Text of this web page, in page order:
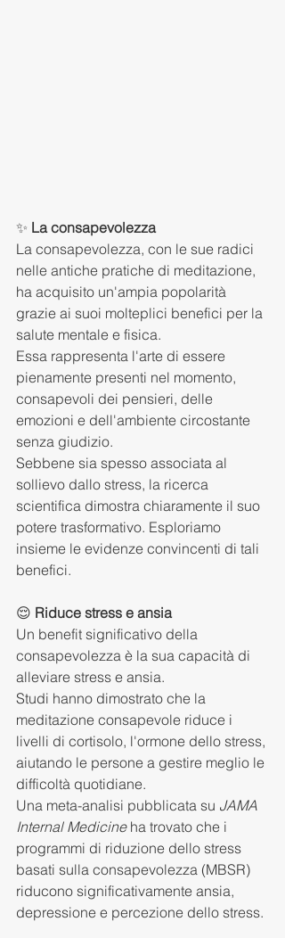
✨ La consapevolezza
La consapevolezza, con le sue radici
nelle antiche pratiche di meditazione,
ha acquisito un'ampia popolarità
grazie ai suoi molteplici benefici per la
salute mentale e fisica.
Essa rappresenta l'arte di essere
pienamente presenti nel momento,
consapevoli dei pensieri, delle
emozioni e dell'ambiente circostante
senza giudizio.
Sebbene sia spesso associata al
sollievo dallo stress, la ricerca
scientifica dimostra chiaramente il suo
potere trasformativo. Esploriamo
insieme le evidenze convincenti di tali
benefici.
😌 Riduce stress e ansia
Un benefit significativo della
consapevolezza è la sua capacità di
alleviare stress e ansia.
Studi hanno dimostrato che la
meditazione consapevole riduce i
livelli di cortisolo, l'ormone dello stress,
aiutando le persone a gestire meglio le
difficoltà quotidiane.
Una meta-analisi pubblicata su JAMA
Internal Medicine ha trovato che i
programmi di riduzione dello stress
basati sulla consapevolezza (MBSR)
riducono significativamente ansia,
depressione e percezione dello stress.